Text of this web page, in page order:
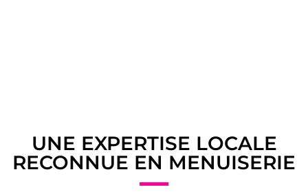
UNE EXPERTISE LOCALE
RECONNUE EN MENUISERIE